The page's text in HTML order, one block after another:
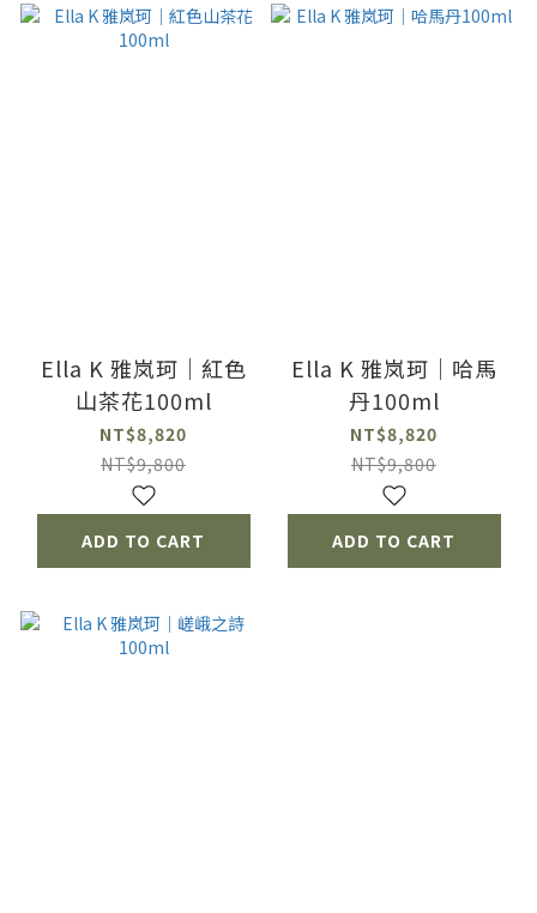
Ella K 雅岚珂｜紅色
山茶花100ml
NT$8,820
NT$9,800
ADD TO CART
Ella K 雅岚珂｜哈馬
丹100ml
NT$8,820
NT$9,800
ADD TO CART